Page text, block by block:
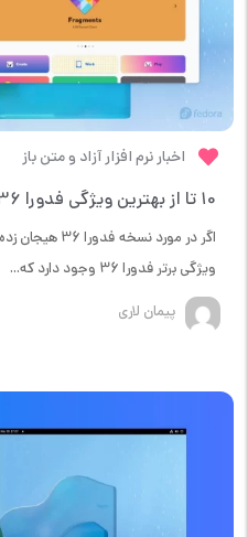
اخبار نرم افزار آزاد و متن باز
ویژگی برتر فدورا 36 وجود دارد که...
پیمان لاری